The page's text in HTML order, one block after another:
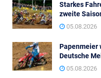
Starkes
zweite
05.08.2026
Papenmeier
Deutsche
05.08.2026